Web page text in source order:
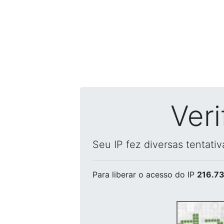
Seu IP fez diversas
Para liberar o acesso do IP